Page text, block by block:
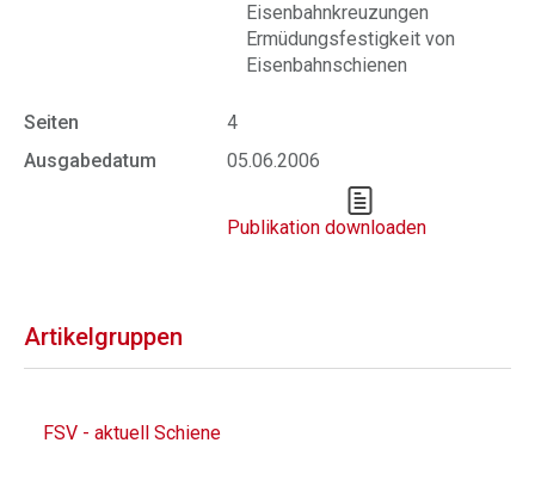
Eisenbahnkreuzungen
Ermüdungsfestigkeit von
Eisenbahnschienen
Seiten
4
Ausgabedatum
05.06.2006
Publikation downloaden
Artikelgruppen
FSV - aktuell Schiene